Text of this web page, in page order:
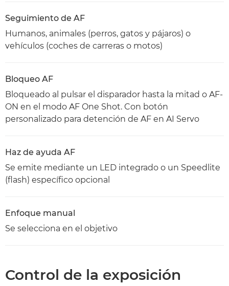
Seguimiento de AF
Humanos, animales (perros, gatos y pájaros) o
vehículos (coches de carreras o motos)
Bloqueo AF
Bloqueado al pulsar el disparador hasta la mitad o AF-
ON en el modo AF One Shot. Con botón
personalizado para detención de AF en AI Servo
Haz de ayuda AF
Se emite mediante un LED integrado o un Speedlite
(flash) específico opcional
Enfoque manual
Se selecciona en el objetivo
Control de la exposición